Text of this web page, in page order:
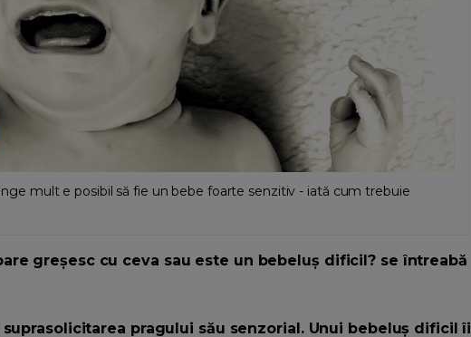
mult e posibil să fie un bebe foarte senzitiv - iată cum trebuie
greșesc cu ceva sau este un bebeluș dificil? se întreabă
pragului său senzorial. Unui bebeluș dificil îi